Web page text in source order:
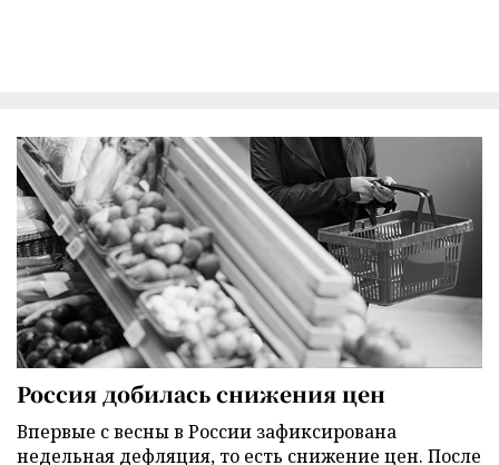
Россия добилась снижения цен
Впервые с весны в России зафиксирована
недельная дефляция, то есть снижение цен. После